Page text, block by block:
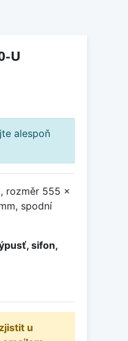
U
alespoň
rozměr 555 x
spodní
sifon,
u